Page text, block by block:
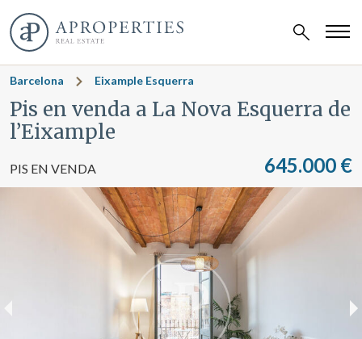
Barcelona Eixample Esquerra
Pis en venda a La Nova Esquerra de
l’Eixample
PIS EN VENDA 645.000 €